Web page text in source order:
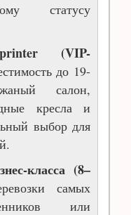
статусу
(VIP-
до 19-
салон,
кресла и
выбор для
класса (8–
самых
или